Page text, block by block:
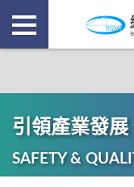
引領產業發
SAFETY &